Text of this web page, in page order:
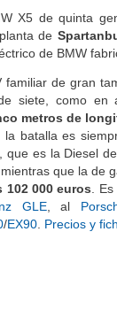
familiar de gran
siete, como en
metros de
batalla es
que es la Diesel
, mientras que la de
102 000 euros .
GLE, al
/EX90 Precios y
X5 de quinta
de
de BMW